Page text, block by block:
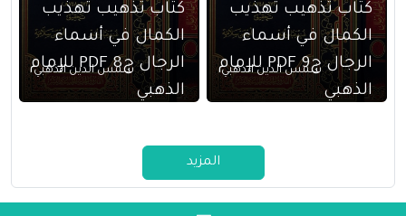
كتاب تذهيب تهذيب
الكمال في أسماء
الرجال ج9 PDF للإمام
الذهبي
شمس الدين الذهبي
كتاب تذهيب تهذيب
الكمال في أسماء
الرجال ج8 PDF للإمام
الذهبي
شمس الدين الذهبي
المزيد